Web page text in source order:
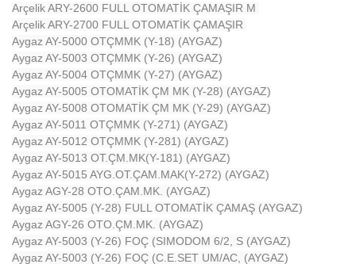
Arçelik ARY-2600 FULL OTOMATİK ÇAMAŞIR M
Arçelik ARY-2700 FULL OTOMATİK ÇAMAŞIR
Aygaz AY-5000 OTÇMMK (Y-18) (AYGAZ)
Aygaz AY-5003 OTÇMMK (Y-26) (AYGAZ)
Aygaz AY-5004 OTÇMMK (Y-27) (AYGAZ)
Aygaz AY-5005 OTOMATİK ÇM MK (Y-28) (AYGAZ)
Aygaz AY-5008 OTOMATİK ÇM MK (Y-29) (AYGAZ)
Aygaz AY-5011 OTÇMMK (Y-271) (AYGAZ)
Aygaz AY-5012 OTÇMMK (Y-281) (AYGAZ)
Aygaz AY-5013 OT.ÇM.MK(Y-181) (AYGAZ)
Aygaz AY-5015 AYG.OT.ÇAM.MAK(Y-272) (AYGAZ)
Aygaz AGY-28 OTO.ÇAM.MK. (AYGAZ)
Aygaz AY-5005 (Y-28) FULL OTOMATİK ÇAMAŞ (AYGAZ)
Aygaz AGY-26 OTO.ÇM.MK. (AYGAZ)
Aygaz AY-5003 (Y-26) FOÇ (SIMODOM 6/2, S (AYGAZ)
Aygaz AY-5003 (Y-26) FOÇ (C.E.SET UM/AC, (AYGAZ)